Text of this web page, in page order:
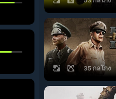
35 กลโกง